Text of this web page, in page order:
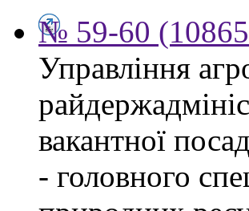
№ 59-60
Управління
вакантної
- головного